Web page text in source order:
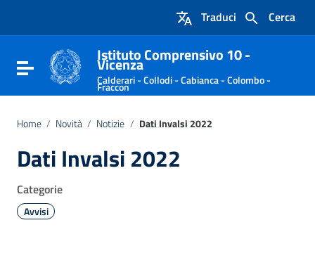
Vai al footer
Cerca
Traduci
Attiva / disattiva la navigazione
Istituto Comprensivo 10 -
Vicenza
Calderari - Collodi - Cabianca - Colombo -
Fraccon
Home / Novità / Notizie / Dati Invalsi 2022
Dati Invalsi 2022
Categorie
Avvisi